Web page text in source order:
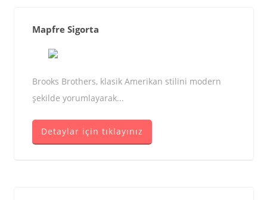
Mapfre Sigorta
Brooks Brothers, klasik Amerikan stilini modern
şekilde yorumlayarak...
Detaylar için tıklayınız